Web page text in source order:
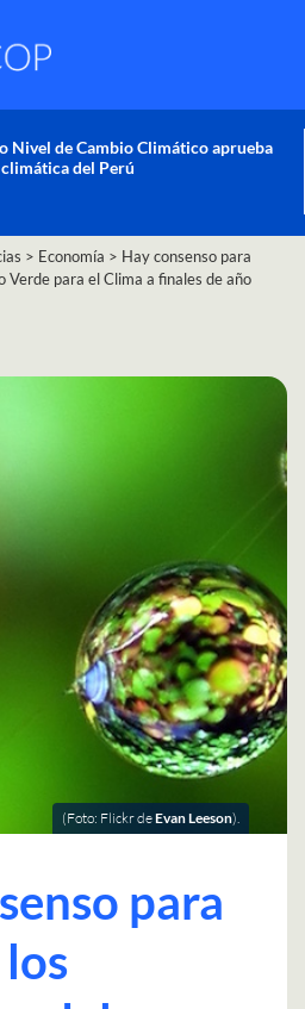
Nivel de Cambio Climático aprueba
del Perú
> Economía > Hay consenso para
Verde para el Clima a finales de año
(Foto: Flickr deEvan Leeson).
para